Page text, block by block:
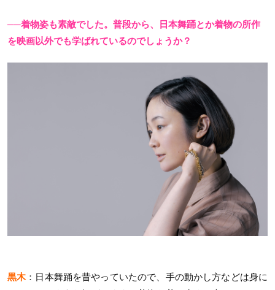
──着物姿も素敵でした。普段から、日本舞踊とか着物の所作
を映画以外でも学ばれているのでしょうか？
黒木：日本舞踊を昔やっていたので、手の動かし方などは身に